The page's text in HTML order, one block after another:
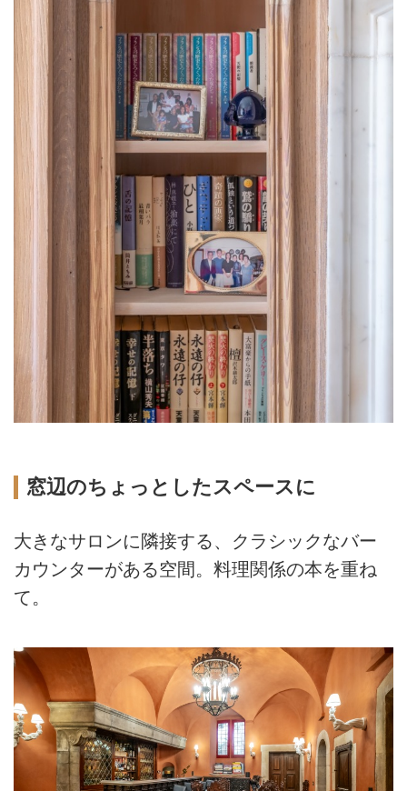
窓辺のちょっとしたスペースに
大きなサロンに隣接する、クラシックなバー
カウンターがある空間。料理関係の本を重ね
て。